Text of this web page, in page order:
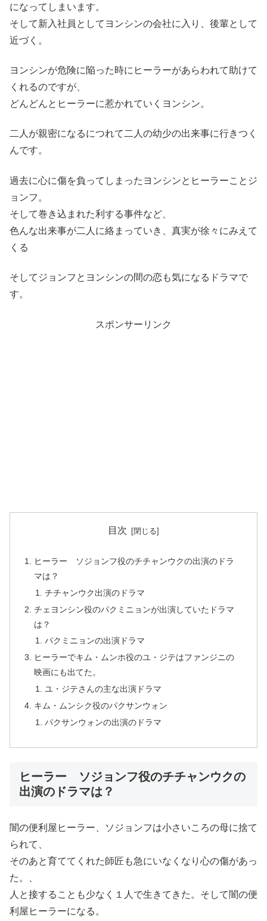
になってしまいます。
そして新入社員としてヨンシンの会社に入り、後輩として
近づく。
ヨンシンが危険に陥った時にヒーラーがあらわれて助けて
くれるのですが、
どんどんとヒーラーに惹かれていくヨンシン。
二人が親密になるにつれて二人の幼少の出来事に行きつく
んです。
過去に心に傷を負ってしまったヨンシンとヒーラーことジ
ョンフ。
そして巻き込まれた利する事件など、
色んな出来事が二人に絡まっていき、真実が徐々にみえて
くる
そしてジョンフとヨンシンの間の恋も気になるドラマで
す。
スポンサーリンク
目次
ヒーラー ソジョンフ役のチチャンウクの出演のドラ
マは？
チチャンウク出演のドラマ
チェヨンシン役のパクミニョンが出演していたドラマ
は？
パクミニョンの出演ドラマ
ヒーラーでキム・ムンホ役のユ・ジテはファンジニの
映画にも出てた。
ユ・ジテさんの主な出演ドラマ
キム・ムンシク役のパクサンウォン
パクサンウォンの出演のドラマ
ヒーラー ソジョンフ役のチチャンウクの
出演のドラマは？
闇の便利屋ヒーラー、ソジョンフは小さいころの母に捨て
られて、
そのあと育ててくれた師匠も急にいなくなり心の傷があっ
た。、
人と接することも少なく１人で生きてきた。そして闇の便
利屋ヒーラーになる。